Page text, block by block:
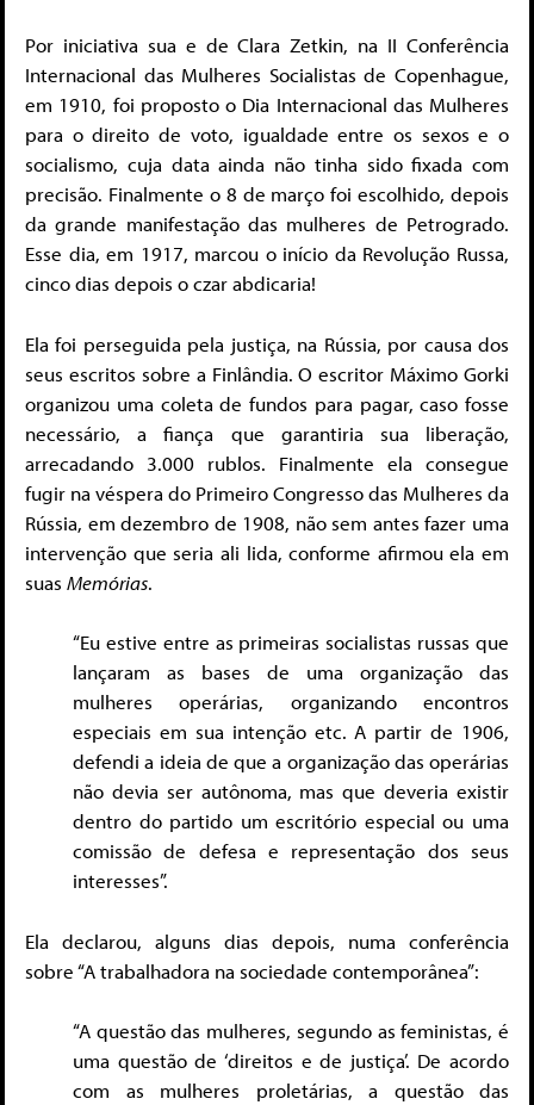
Por iniciativa sua e de Clara Zetkin, na II Conferência
Internacional das Mulheres Socialistas de Copenhague,
em 1910, foi proposto o Dia Internacional das Mulheres
para o direito de voto, igualdade entre os sexos e o
socialismo, cuja data ainda não tinha sido fixada com
precisão. Finalmente o 8 de março foi escolhido, depois
da grande manifestação das mulheres de Petrogrado.
Esse dia, em 1917, marcou o início da Revolução Russa,
cinco dias depois o czar abdicaria!
Ela foi perseguida pela justiça, na Rússia, por causa dos
seus escritos sobre a Finlândia. O escritor Máximo Gorki
organizou uma coleta de fundos para pagar, caso fosse
necessário, a fiança que garantiria sua liberação,
arrecadando 3.000 rublos. Finalmente ela consegue
fugir na véspera do Primeiro Congresso das Mulheres da
Rússia, em dezembro de 1908, não sem antes fazer uma
intervenção que seria ali lida, conforme afirmou ela em
suas Memórias.
“Eu estive entre as primeiras socialistas russas que
lançaram as bases de uma organização das
mulheres operárias, organizando encontros
especiais em sua intenção etc. A partir de 1906,
defendi a ideia de que a organização das operárias
não devia ser autônoma, mas que deveria existir
dentro do partido um escritório especial ou uma
comissão de defesa e representação dos seus
interesses”.
Ela declarou, alguns dias depois, numa conferência
sobre “A trabalhadora na sociedade contemporânea”:
“A questão das mulheres, segundo as feministas, é
uma questão de ‘direitos e de justiça’. De acordo
com as mulheres proletárias, a questão das